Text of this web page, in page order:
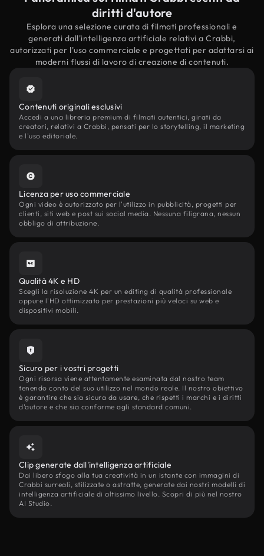
diritti d'autore
Esplora una selezione curata di filmati professionali e
generati dall'intelligenza artificiale relativi a Crabbi,
autorizzati per l'uso commerciale e progettati per adattarsi ai
moderni flussi di lavoro di creazione di contenuti.
Contenuti originali esclusivi
Accedi a una libreria premium di filmati autentici, girati da
creatori, relativi a Crabbi, pensati per lo storytelling, il marketing
e l'uso editoriale.
Licenza per uso commerciale
Ogni video è autorizzato per l'utilizzo in pubblicità, progetti per
clienti, siti web e post sui social media. Nessuna filigrana, nessun
obbligo di attribuzione.
Qualità 4K e HD
Scegli la risoluzione 4K per un editing di qualità professionale
oppure l'HD ottimizzato per prestazioni più veloci su web e
dispositivi mobili.
Sicuro per i vostri progetti
Ogni risorsa viene attentamente esaminata dal nostro team
tenendo conto del suo utilizzo nel mondo reale. Il nostro obiettivo
è garantire che sia sicura da usare, che rispetti i marchi e i diritti
d'autore e che sia conforme agli standard comuni.
Clip generate dall'intelligenza artificiale
Dai libero sfogo alla tua creatività in un istante con immagini di
Crabbi surreali, stilizzate o astratte, generate dai nostri modelli di
intelligenza artificiale di altissimo livello. Scopri di più nel nostro
AI Studio.